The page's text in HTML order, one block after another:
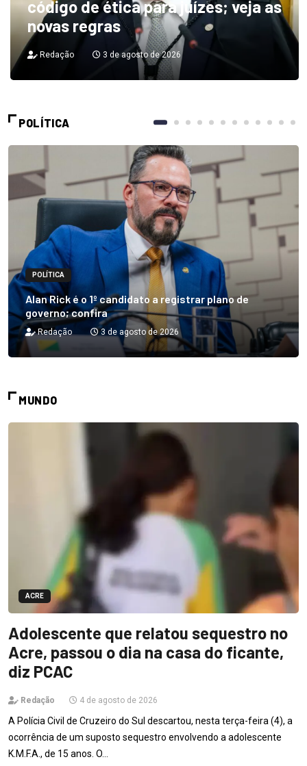
código de ética para juízes; veja as
novas regras
Redação 3 de agosto de 2026
POLÍTICA
POLÍTICA
Alan Rick é o 1º candidato a registrar plano de
governo; confira
Redação 3 de agosto de 2026
MUNDO
ACRE
Adolescente que relatou sequestro no
Acre, passou o dia na casa do ficante,
diz PCAC
Redação 4 de agosto de 2026
A Polícia Civil de Cruzeiro do Sul descartou, nesta terça-feira (4), a
ocorrência de um suposto sequestro envolvendo a adolescente
K.M.F.A., de 15 anos. O…